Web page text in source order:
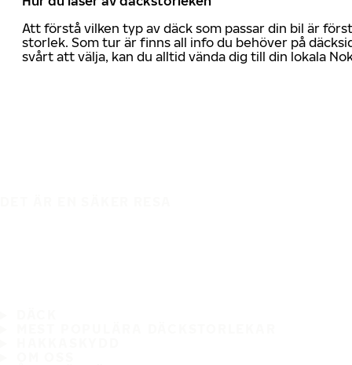
Att förstå vilken typ av däck som passar din bil är
storlek. Som tur är finns all info du behöver på
svårt att välja, kan du alltid vända dig till din lokala